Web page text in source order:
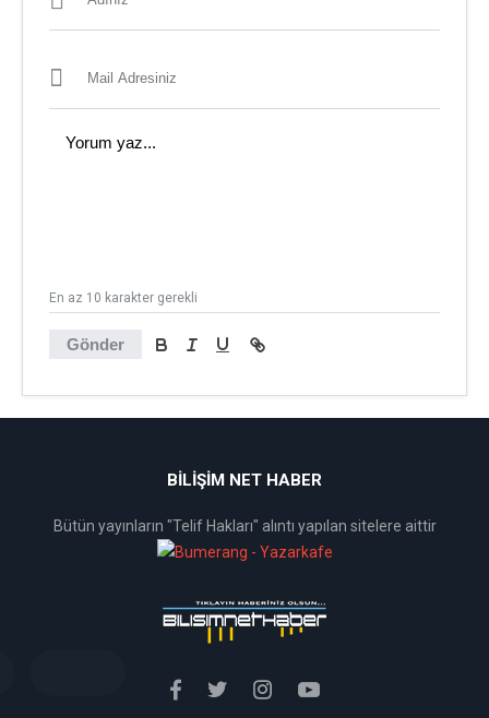
Gönder
En az 10 karakter gerekli
BİLİŞİM NET HABER
Bütün yayınların "Telif Hakları" alıntı yapılan sitelere aittir